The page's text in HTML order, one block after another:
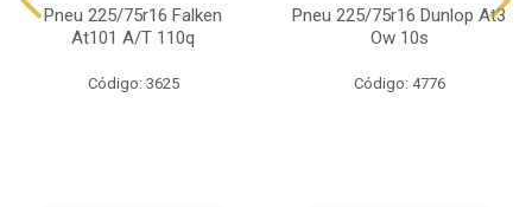
Pneu 225/75r16 Falken
At101 A/T 110q
Código: 3625
Pneu 225/75r16 Dunlop At3
Ow 10s
Código: 4776